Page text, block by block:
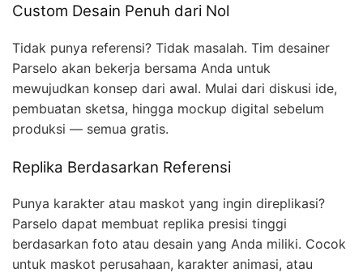
Custom Desain Penuh dari Nol
Tidak punya referensi? Tidak masalah. Tim desainer
Parselo akan bekerja bersama Anda untuk
mewujudkan konsep dari awal. Mulai dari diskusi ide,
pembuatan sketsa, hingga mockup digital sebelum
produksi — semua gratis.
Replika Berdasarkan Referensi
Punya karakter atau maskot yang ingin direplikasi?
Parselo dapat membuat replika presisi tinggi
berdasarkan foto atau desain yang Anda miliki. Cocok
untuk maskot perusahaan, karakter animasi, atau